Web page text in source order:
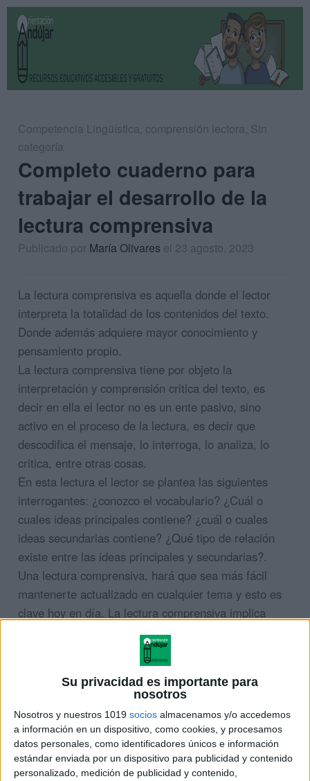
Su privacidad es importante para
nosotros
Nosotros y nuestros 1019 socios almacenamos y/o accedemos
a información en un dispositivo, como cookies, y procesamos
datos personales, como identificadores únicos e información
estándar enviada por un dispositivo para publicidad y contenido
personalizado, medición de publicidad y contenido,
Competencia Lingüística, comprensión lectora, Sin
categoría
Completo cuaderno para
trabajar el desarrollo de la
lectura comprensiva
Publicado por María Olivares el 23 agosto, 2023
La lectura comprensiva es aquella donde el lector
interpreta la totalidad de los contenidos del texto.
Donde además adquiere mayor conocimiento y
pensamiento propio.
La lectura comprensiva tiene por objeto la
interpretación y comprensión critica del texto, es
decir en ella el lector no es un ente pasivo, sino
activo en el proceso de la lectura, es decir que
descodifica el mensaje, lo interroga, lo analiza, lo
critica, entre otras cosas.
En esta lectura el lector se plantea las siguientes
interrogantes: ¿conozco el vocabulario? ¿Cuál o
cuales ideas principales contiene? ¿cuál o cuales
ideas secundarias contiene? ¿Qué tipo de relación
existe entre las ideas principales y secundarias?.
Una lectura comprensiva, hará que sea más fácil
mantenerte actualizado en cualquier tema y esto es
clave hoy en día. La lectura comprensiva implica
saber leer, pensando e identificando las ideas
principales, entender lo que dice el texto y poder
analizarlo de forma activa y crítica.
Además es la gran herramienta para hacerlo. De una